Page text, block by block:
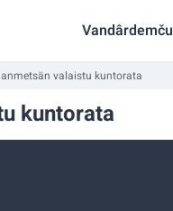
valaistu kuntorata
kuntorata